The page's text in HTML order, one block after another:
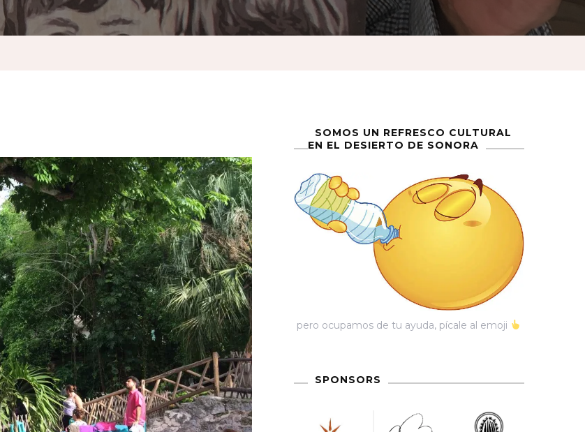
SOMOS UN REFRESCO CULTURAL
EN EL DESIERTO DE SONORA
pero ocupamos de tu ayuda, pícale al emoji
SPONSORS